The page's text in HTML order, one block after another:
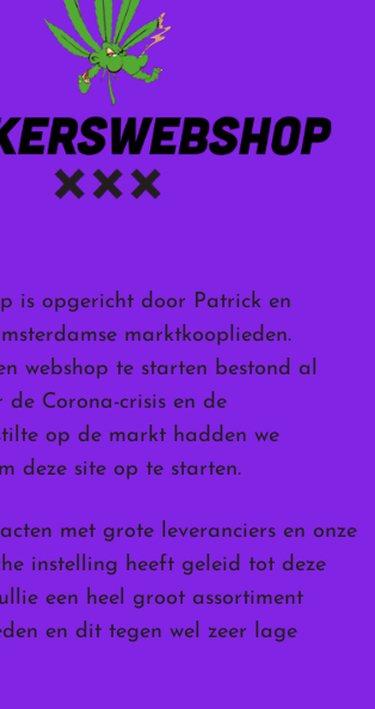
is opgericht door Patrick en
marktkooplieden.
webshop te starten bestond al
Corona-crisis en de
op de markt hadden we
deze site op te starten.
met grote leveranciers en onze
instelling heeft geleid tot deze
een heel groot assortiment
en dit tegen wel zeer lage